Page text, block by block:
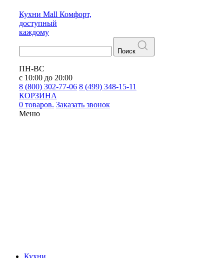
Кухни Mall Комфорт,
доступный
каждому
Поиск
ПН-ВС
с 10:00 до 20:00
8 (800) 302-77-06 8 (499) 348-15-11
КОРЗИНА
0 товаров. Заказать звонок
Меню
Кухни